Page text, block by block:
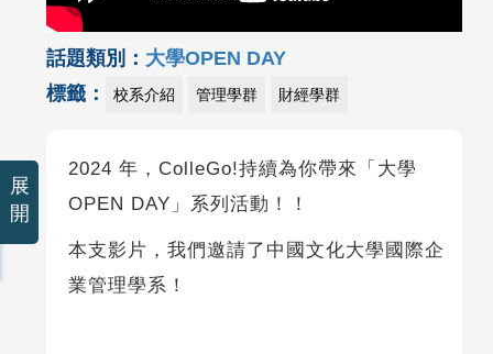
話題類別： 大學OPEN DAY
標籤：
校系介紹 管理學群 財經學群
2024 年，ColleGo!持續為你帶來「大學
OPEN DAY」系列活動！！
本支影片，我們邀請了中國文化大學國際企
業管理學系！
展
開